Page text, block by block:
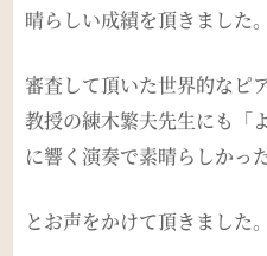
晴らしい成績を頂きました。
審査して頂いた世界的なピ
教授の練木繁夫先生にも「
に響く演奏で素晴らしかった
とお声をかけて頂きました。